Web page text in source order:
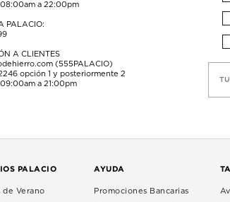
08:00am a 22:00pm
PALACIO:
A CLIENTES
(555PALACIO)
opción 1 y posteriormente 2
09:00am a 21:00pm
PALACIO
de Verano
AYUDA
Promociones Bancarias